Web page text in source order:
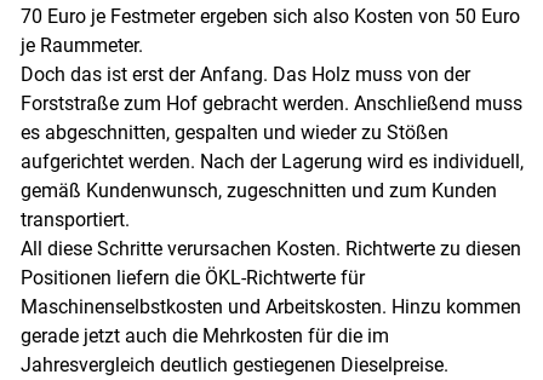
70 Euro je Festmeter ergeben sich also Kosten von 50 Euro
je Raummeter.
Doch das ist erst der Anfang. Das Holz muss von der
Forststraße zum Hof gebracht werden. Anschließend muss
es abgeschnitten, gespalten und wieder zu Stößen
aufgerichtet werden. Nach der Lagerung wird es individuell,
gemäß Kundenwunsch, zugeschnitten und zum Kunden
transportiert.
All diese Schritte verursachen Kosten. Richtwerte zu diesen
Positionen liefern die ÖKL-Richtwerte für
Maschinenselbstkosten und Arbeitskosten. Hinzu kommen
gerade jetzt auch die Mehrkosten für die im
Jahresvergleich deutlich gestiegenen Dieselpreise.